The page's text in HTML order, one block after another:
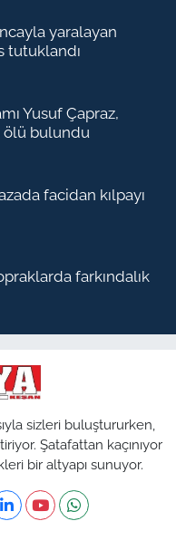
yaralayan
tutuklandı
Yusuf Çapraz,
ölü bulundu
facidan kılpayı
farkındalık
sizleri buluştururken,
Şatafattan kaçınıyor
bir altyapı sunuyor.